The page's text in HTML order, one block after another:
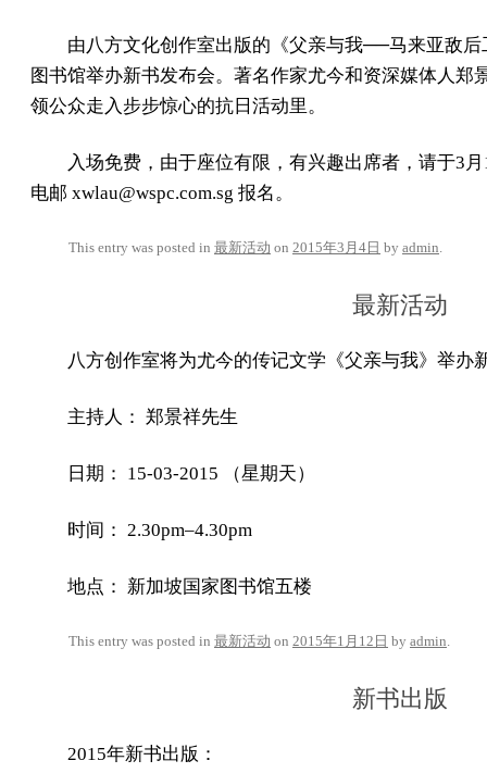
由八方文化创作室出版的《父亲与我──马来亚敌
图书馆举办新书发布会。著名作家尤今和资深媒体人郑
领公众走入步步惊心的抗日活动里。
入场免费，由于座位有限，有兴趣出席者，请于3
电邮 xwlau@wspc.com.sg 报名。
This entry was posted in 最新活动 on 2015年3月4日 by admin.
最新活动
八方创作室将为尤今的传记文学《父亲与我》举办
主持人： 郑景祥先生
日期： 15-03-2015 （星期天）
时间： 2.30pm–4.30pm
地点： 新加坡国家图书馆五楼
This entry was posted in 最新活动 on 2015年1月12日 by admin.
新书出版
2015年新书出版：